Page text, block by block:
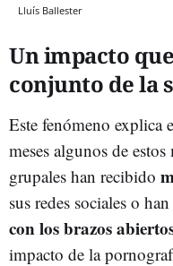
Lluís Ballester
Un impacto
conjunto de la
Este fenómeno explica
meses algunos de
grupales han recibido
sus redes sociales o
con los brazos
impacto de la